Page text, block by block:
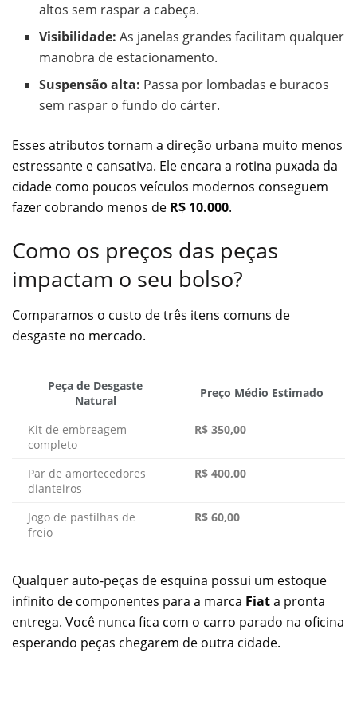
altos sem raspar a cabeça.
Visibilidade: As janelas grandes facilitam qualquer
manobra de estacionamento.
Suspensão alta: Passa por lombadas e buracos
sem raspar o fundo do cárter.
Esses atributos tornam a direção urbana muito menos
estressante e cansativa. Ele encara a rotina puxada da
cidade como poucos veículos modernos conseguem
fazer cobrando menos de R$ 10.000.
Como os preços das peças
impactam o seu bolso?
Comparamos o custo de três itens comuns de
desgaste no mercado.
Peça de Desgaste
Natural
Preço Médio Estimado
Kit de embreagem
completo
R$ 350,00
Par de amortecedores
dianteiros
R$ 400,00
Jogo de pastilhas de
freio
R$ 60,00
Qualquer auto-peças de esquina possui um estoque
infinito de componentes para a marca Fiata pronta
entrega. Você nunca fica com o carro parado na oficina
esperando peças chegarem de outra cidade.